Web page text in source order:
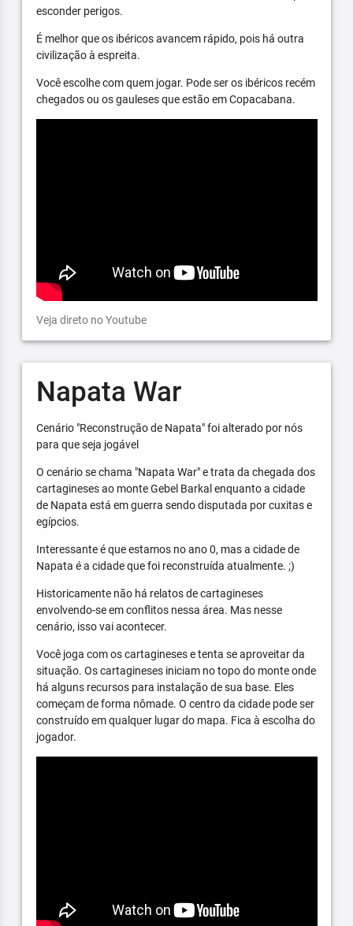
esconder perigos.
É melhor que os ibéricos avancem rápido, pois há outra
civilização à espreita.
Você escolhe com quem jogar. Pode ser os ibéricos recém
chegados ou os gauleses que estão em Copacabana.
Veja direto no Youtube
Napata War
Cenário "Reconstrução de Napata" foi alterado por nós
para que seja jogável
O cenário se chama "Napata War" e trata da chegada dos
cartagineses ao monte Gebel Barkal enquanto a cidade
de Napata está em guerra sendo disputada por cuxitas e
egípcios.
Interessante é que estamos no ano 0, mas a cidade de
Napata é a cidade que foi reconstruída atualmente. ;)
Historicamente não há relatos de cartagineses
envolvendo-se em conflitos nessa área. Mas nesse
cenário, isso vai acontecer.
Você joga com os cartagineses e tenta se aproveitar da
situação. Os cartagineses iniciam no topo do monte onde
há alguns recursos para instalação de sua base. Eles
começam de forma nômade. O centro da cidade pode ser
construído em qualquer lugar do mapa. Fica à escolha do
jogador.